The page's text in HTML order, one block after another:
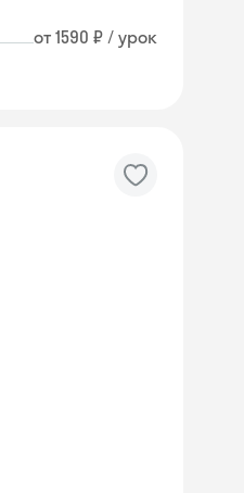
от 1590 ₽ / урок